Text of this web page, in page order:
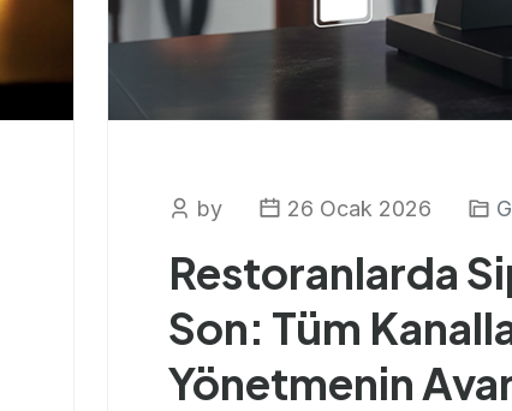
by 26 Ocak 2026
Restoranlarda
Son: Tüm
Yönetmenin